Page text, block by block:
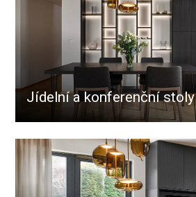
Jídelní a konferenční stoly